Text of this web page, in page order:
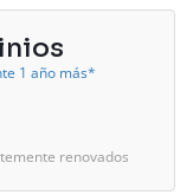
1 año más*
renovados